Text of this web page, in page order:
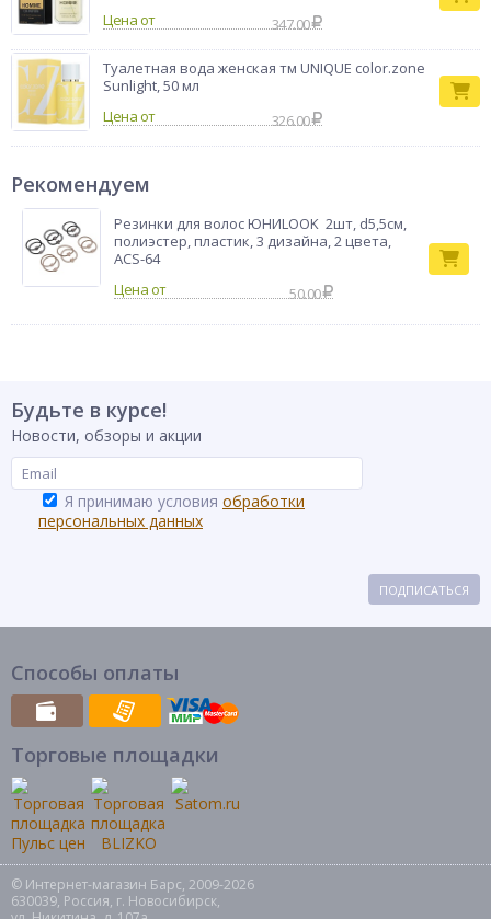
Цена от
347.00
Туалетная вода женская тм UNIQUE color.zone
Sunlight, 50 мл
Цена от
326.00
Рекомендуем
Резинки для волос ЮНИLOOK 2шт, d5,5см,
полиэстер, пластик, 3 дизайна, 2 цвета,
ACS-64
50.00
Будьте в курсе!
Новости, обзоры и акции
Я принимаю условия обработки
персональных данных
ПОДПИСАТЬСЯ
Способы оплаты
Торговые площадки
© Интернет-магазин Барс, 2009-2026
630039, Россия, г. Новосибирск,